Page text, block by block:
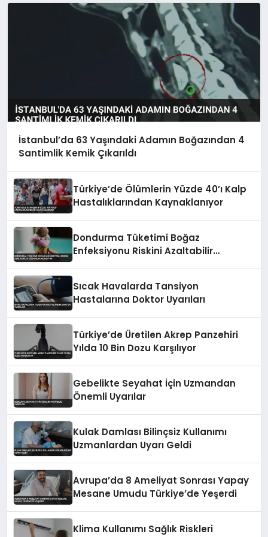
İstanbul’da 63 Yaşındaki Adamın Boğazından 4
Santimlik Kemik Çıkarıldı
Türkiye’de Ölümlerin Yüzde 40’ı Kalp
Hastalıklarından Kaynaklanıyor
Dondurma Tüketimi Boğaz
Enfeksiyonu Riskini Azaltabilir
Sıcak Havalarda Tansiyon
Hastalarına Doktor Uyarıları
Türkiye’de Üretilen Akrep Panzehiri
Yılda 10 Bin Dozu Karşılıyor
Gebelikte Seyahat İçin Uzmandan
Önemli Uyarılar
Kulak Damlası Bilinçsiz Kullanımı
Uzmanlardan Uyarı Geldi
Avrupa’da 8 Ameliyat Sonrası Yapay
Mesane Umudu Türkiye’de Yeşerdi
Klima Kullanımı Sağlık Riskleri